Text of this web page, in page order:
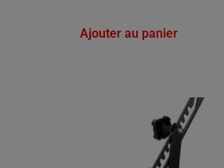
Ajouter au panier